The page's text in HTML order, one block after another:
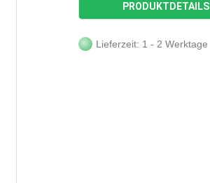
PRODUKTDETAILS
Lieferzeit: 1 - 2 Werktage